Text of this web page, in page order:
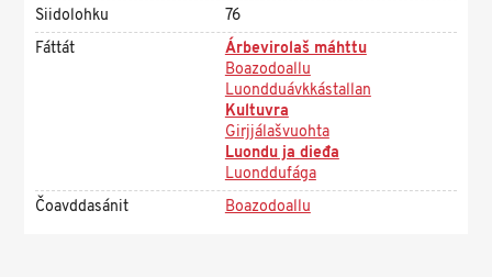
Siidolohku
76
Fáttát
Árbevirolaš máhttu
Boazodoallu
Luondduávkkástallan
Kultuvra
Girjjálašvuohta
Luondu ja dieđa
Luonddufága
Čoavddasánit
Boazodoallu